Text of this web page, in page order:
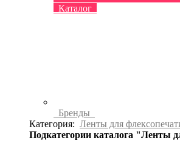
Каталог
Бренды
Категория: Ленты для
Подкатегории каталога "Ленты